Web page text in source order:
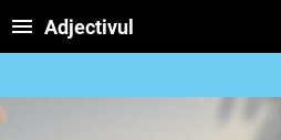
Adjectivul